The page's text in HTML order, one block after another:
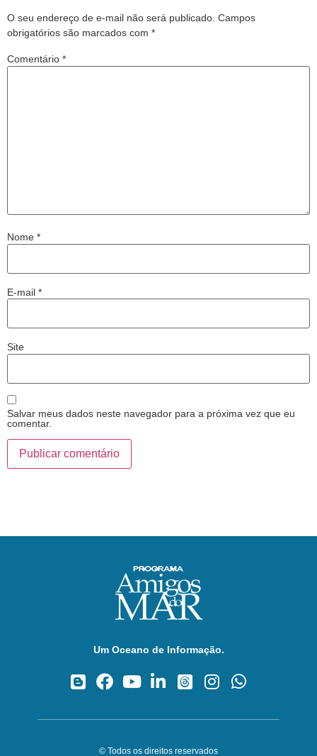
O seu endereço de e-mail não será publicado. Campos
obrigatórios são marcados com *
Comentário *
Nome *
E-mail *
Site
Salvar meus dados neste navegador para a próxima vez que eu
comentar.
Um Oceano de Informação.
© Todos os direitos reservados